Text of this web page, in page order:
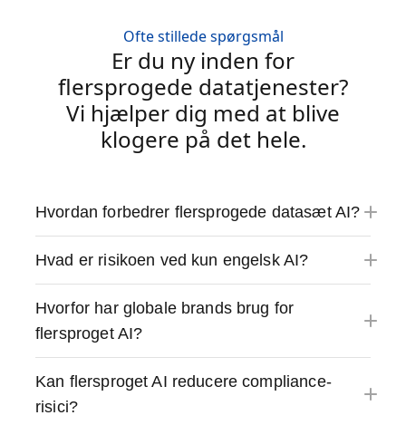
Ofte stillede spørgsmål
Er du ny inden for
flersprogede datatjenester?
Vi hjælper dig med at blive
klogere på det hele.
Hvordan forbedrer flersprogede datasæt AI?
Hvad er risikoen ved kun engelsk AI?
Hvorfor har globale brands brug for
flersproget AI?
Kan flersproget AI reducere compliance-
risici?